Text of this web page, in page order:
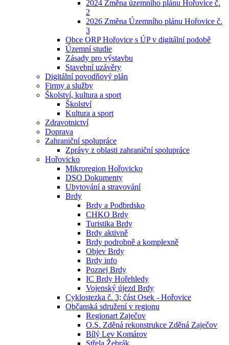
2024 Změna územního plánu Hořovice č.
2
2026 Změna Územního plánu Hořovice č.
3
Obce ORP Hořovice s ÚP v digitální podobě
Územní studie
Zásady pro výstavbu
Stavební uzávěry
Digitální povodňový plán
Firmy a služby
Školství, kultura a sport
Školství
Kultura a sport
Zdravotnictví
Doprava
Zahraniční spolupráce
Zprávy z oblasti zahraniční spolupráce
Hořovicko
Mikroregion Hořovicko
DSO Dokumenty
Ubytování a stravování
Brdy
Brdy a Podbrdsko
CHKO Brdy
Turistika Brdy
Brdy aktivně
Brdy podrobně a komplexně
Objev Brdy
Brdy info
Poznej Brdy
IC Brdy Hořehledy
Vojenský újezd Brdy
Cyklostezka č. 3; část Osek - Hořovice
Občanská sdružení v regionu
Regionart Zaječov
O.S. Zděná rekonstrukce Zděná Zaječov
Bílý Lev Komárov
Střela Žebrák